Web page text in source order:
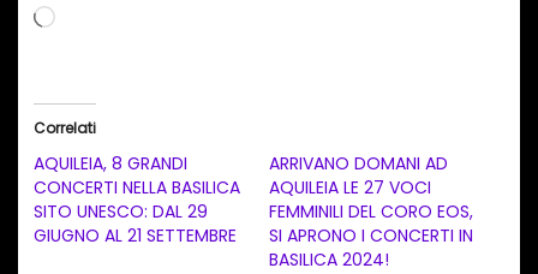
C
a
m
e
Correlati
AQUILEIA, 8 GRANDI
CONCERTI NELLA BASILICA
SITO UNESCO: DAL 29
GIUGNO AL 21 SETTEMBRE
ARRIVANO DOMANI AD
AQUILEIA LE 27 VOCI
FEMMINILI DEL CORO EOS,
SI APRONO I CONCERTI IN
BASILICA 2024!